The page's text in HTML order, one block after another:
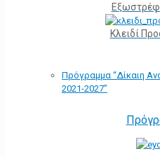
Κλειδί
Πρόγραμμα “Δίκαιη
2021-2027”